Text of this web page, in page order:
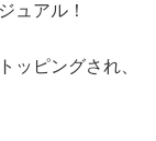
ュアル！
ッピングされ、